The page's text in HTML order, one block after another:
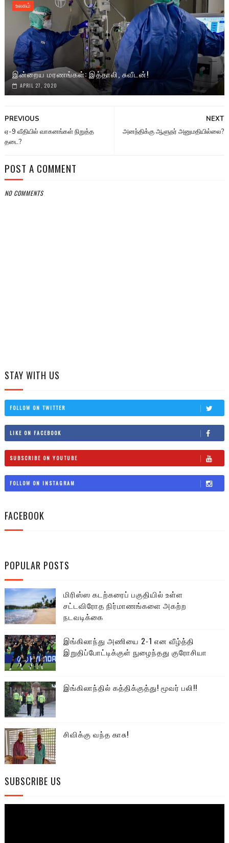
உலகம்
இன்றைய மரணங்கள்: இத்தாலி, சுவீடன்!
APRIL 27, 2020
NEXT
அனந்திக்கு ஆளுநர் அனுமதியில்லை?
PREVIOUS
ஏ-9 வீதியில் வாகனங்கள் நிறுத்த
தடை?
POST A COMMENT
NO COMMENTS
STAY WITH US
FOLLOW ON TWITTER
LIKE ON FACEBOOK
SUBSCRIBE ON YOUTUBE
FOLLOW ON INSTAGRAM
FACEBOOK
POPULAR POSTS
மிரிஸ்ஸ கடற்கரைப் பகுதியில் உள்ள
சட்டவிரோத நிர்மாணங்களை அகற்ற
நடவடிக்கை
இங்கிலாந்து அணியை 2-1 என வீழ்த்தி
இறுதிப்போட்டிக்குள் நுழைந்தது குரோசியா
இங்கிலாந்தில் கத்திக்குத்து! மூவர் பலி!!
சிவிக்கு வந்த காசு!
SUBSCRIBE US